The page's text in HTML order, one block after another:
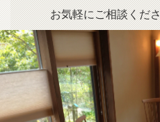
お気軽にご相談くだ